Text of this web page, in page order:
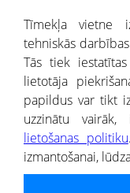
® CREDITREFORM
SIA
Tīmekļa vietne
tehniskās
Tās tiek
lietotāja
papildus var tikt
uzzinātu
lietošanas politiku
izmantošanai,